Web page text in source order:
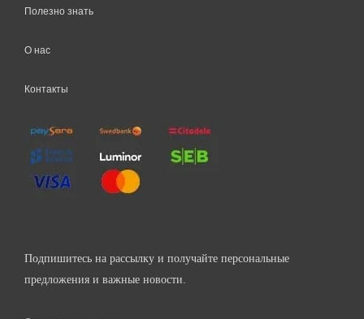
Полезно знать
О нас
Контакты
Подпишитесь на рассылку и получайте персональные
предложения и важные новости.